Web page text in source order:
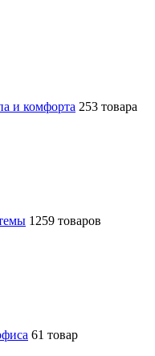
и комфорта 253 товара
1259 товаров
61 товар